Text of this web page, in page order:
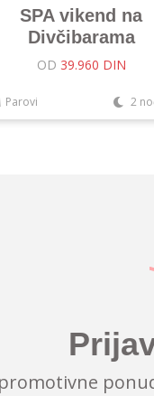
SPA vikend na
Divčibarama
OD 39.960 DIN
Parovi 2